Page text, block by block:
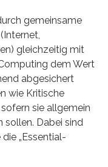
gemeinsame
gleichzeitig mit
dem Wert
abgesichert
wie Kritische
sie allgemein
Dabei sind
„Essential-